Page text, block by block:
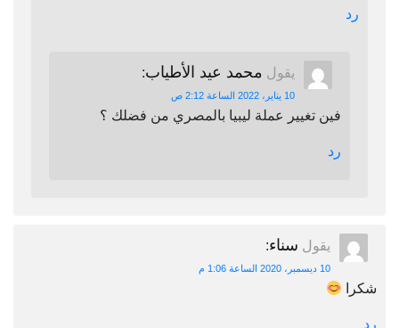
رد
يقول محمد عيد الأطياب:
10 يناير، 2022 الساعة 2:12 ص
فين تغيير عملة ليبيا بالمصري من فضلك ؟
رد
يقول سناء:
10 ديسمبر، 2020 الساعة 1:06 م
شكرا
رد